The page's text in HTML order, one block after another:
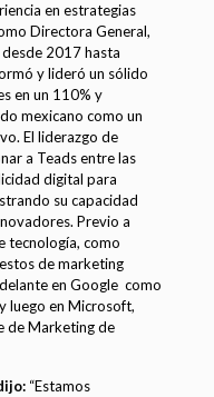
en estrategias
Directora General,
2017 hasta
y lideró un sólido
en un 110% y
mexicano como un
El liderazgo de
a Teads entre las
digital para
su capacidad
Previo a
tecnología, como
de marketing
en Google como
luego en Microsoft,
de Marketing de
“Estamos